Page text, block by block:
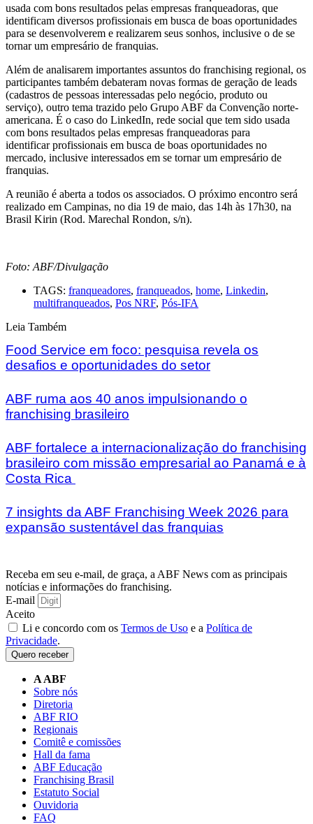
usada com bons resultados pelas empresas franqueadoras, que
identificam diversos profissionais em busca de boas oportunidades
para se desenvolverem e realizarem seus sonhos, inclusive o de se
tornar um empresário de franquias.
Além de analisarem importantes assuntos do franchising regional, os
participantes também debateram novas formas de geração de leads
(cadastros de pessoas interessadas pelo negócio, produto ou
serviço), outro tema trazido pelo Grupo ABF da Convenção norte-
americana. É o caso do LinkedIn, rede social que tem sido usada
com bons resultados pelas empresas franqueadoras para
identificar profissionais em busca de boas oportunidades no
mercado, inclusive interessados em se tornar um empresário de
franquias.
A reunião é aberta a todos os associados. O próximo encontro será
realizado em Campinas, no dia 19 de maio, das 14h às 17h30, na
Brasil Kirin (Rod. Marechal Rondon, s/n).
Foto: ABF/Divulgação
TAGS: franqueadores, franqueados, home, Linkedin,
multifranqueados, Pos NRF, Pós-IFA
Leia Também
Food Service em foco: pesquisa revela os
desafios e oportunidades do setor
ABF ruma aos 40 anos impulsionando o
franchising brasileiro
ABF fortalece a internacionalização do franchising
brasileiro com missão empresarial ao Panamá e à
Costa Rica
7 insights da ABF Franchising Week 2026 para
expansão sustentável das franquias
Receba em seu e-mail, de graça, a ABF News com as principais
notícias e informações do franchising.
E-mail
Aceito
Li e concordo com os Termos de Uso e a Política de
Privacidade.
Quero receber
A ABF
Sobre nós
Diretoria
ABF RIO
Regionais
Comitê e comissões
Hall da fama
ABF Educação
Franchising Brasil
Estatuto Social
Ouvidoria
FAQ